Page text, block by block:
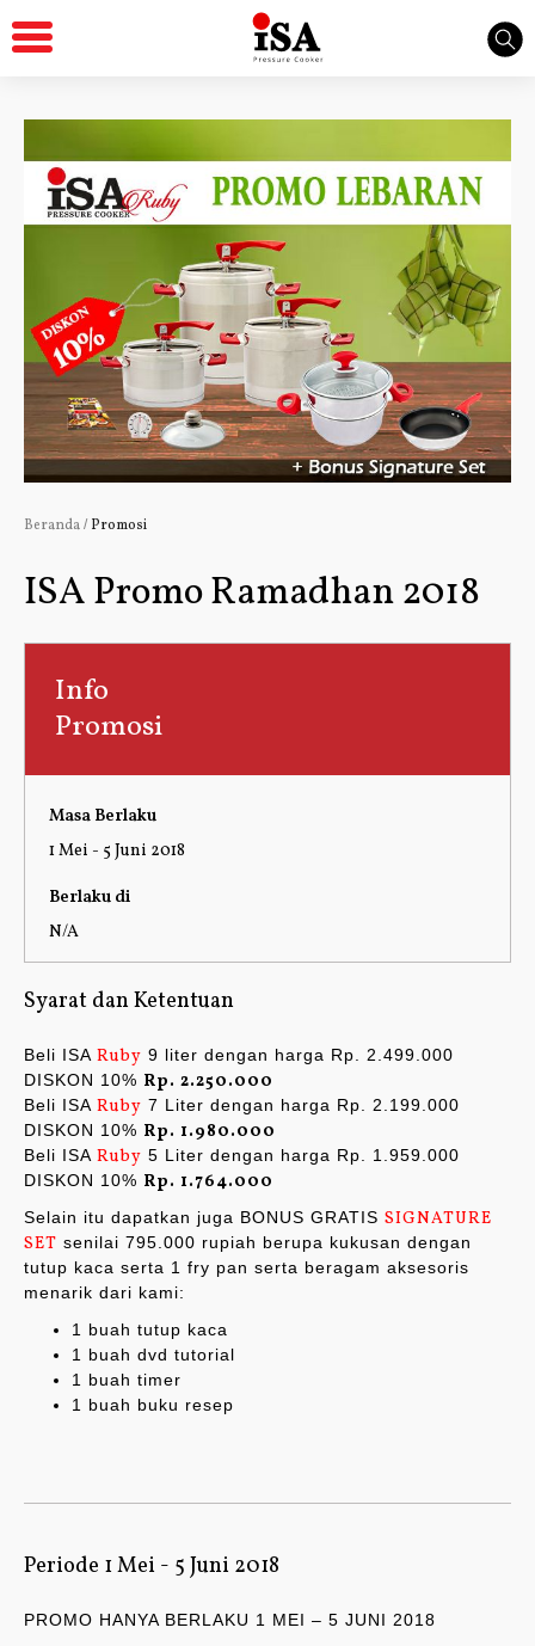
Beranda / Promosi
ISA Promo Ramadhan 2018
Info
Promosi
Masa Berlaku
1 Mei - 5 Juni 2018
Berlaku di
N/A
Syarat dan Ketentuan
Beli ISA Ruby 9 liter dengan harga Rp. 2.499.000
DISKON 10% Rp. 2.250.000
Beli ISA Ruby 7 Liter dengan harga Rp. 2.199.000
DISKON 10% Rp. 1.980.000
Beli ISA Ruby 5 Liter dengan harga Rp. 1.959.000
DISKON 10% Rp. 1.764.000
Selain itu dapatkan juga BONUS GRATIS SIGNATURE
SET senilai 795.000 rupiah berupa kukusan dengan
tutup kaca serta 1 fry pan serta beragam aksesoris
menarik dari kami:
1 buah tutup kaca
1 buah dvd tutorial
1 buah timer
1 buah buku resep
Periode 1 Mei - 5 Juni 2018
PROMO HANYA BERLAKU 1 MEI – 5 JUNI 2018